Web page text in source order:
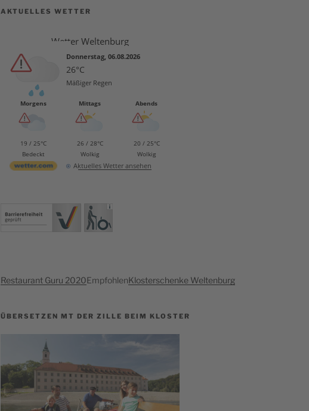
AKTUELLES WETTER
Wetter Weltenburg
Donnerstag, 06.08.2026
26°C
Mäßiger Regen
Morgens
19 / 25°C
Bedeckt
Mittags
26 / 28°C
Wolkig
Abends
20 / 25°C
Wolkig
Aktuelles Wetter ansehen
Restaurant Guru 2020EmpfohlenKlosterschenke Weltenburg
ÜBERSETZEN MT DER ZILLE BEIM KLOSTER